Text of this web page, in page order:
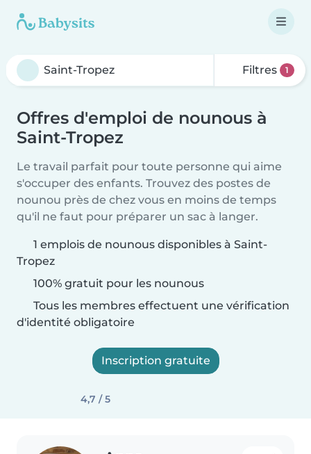
Filtres 1
Offres d'emploi de nounous à
Saint-Tropez
Le travail parfait pour toute personne qui aime
s'occuper des enfants. Trouvez des postes de
nounou près de chez vous en moins de temps
qu'il ne faut pour préparer un sac à langer.
1 emplois de nounous disponibles à Saint-
Tropez
100% gratuit pour les nounous
Tous les membres effectuent une vérification
d'identité obligatoire
Inscription gratuite
4,7 / 5